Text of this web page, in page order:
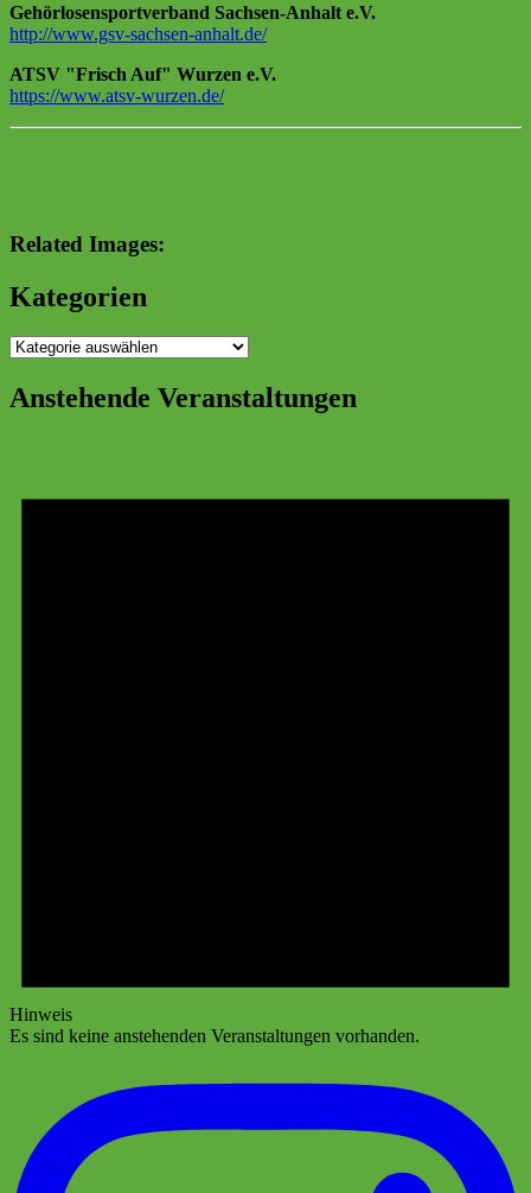
Gehörlosensportverband Sachsen-Anhalt e.V.
http://www.gsv-sachsen-anhalt.de/
ATSV "Frisch Auf" Wurzen e.V.
https://www.atsv-wurzen.de/
Related Images:
Kategorien
Kategorien
Anstehende Veranstaltungen
Hinweis
Es sind keine anstehenden Veranstaltungen vorhanden.